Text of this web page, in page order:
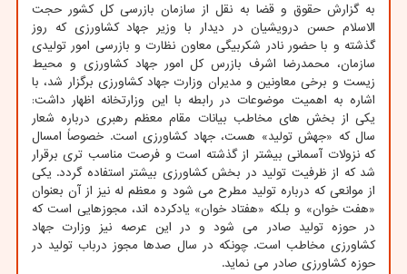
به گزارش حقوق و قضا به نقل از سازمان بازرسی کل کشور حجت
الاسلام حسن درویشیان در دیدار با وزیر جهاد کشاورزی که روز
گذشته و با حضور نادر شکربیگی معاون نظارت و بازرسی امور تولیدی
سازمان، محمدرضا اشرف بازرس کل امور جهاد کشاورزی و محیط
زیست و برخی معاونین و مدیران وزارت جهاد کشاورزی برگزار شد، با
اشاره به اهمیت موضوعات در رابطه با این وزارتخانه اظهار داشت:
یکی از بخش های مخاطب بیانات مقام معظم رهبری درباره شعار
سال که «جهش تولید» هست، جهاد کشاورزی است. خصوصاً امسال
که نزولات آسمانی بیشتر از گذشته است و فرصت مناسب تری برقرار
شد که از ظرفیت تولید در بخش کشاورزی بیشتر استفاده گردد. یکی
از موانعی که درباره تولید مطرح می شود و معظم له نیز از آن بعنوان
«هفت خوان» و بلکه «هفتاد خوان» یادکرده اند، مجوزهایی است که
در حوزه تولید صادر می شود و در این عرصه نیز وزارت جهاد
کشاورزی مخاطب است. چونکه در سال صدها مجوز درباب تولید در
حوزه کشاورزی صادر می نماید.